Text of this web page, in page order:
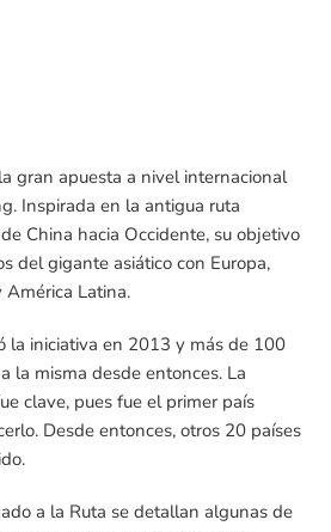
gran apuesta a nivel internacional
Inspirada en la antigua ruta
China hacia Occidente, su objetivo
del gigante asiático con Europa,
Latina.
la iniciativa en 2013 y más de 100
la misma desde entonces. La
clave, pues fue el primer país
Desde entonces, otros 20 países
a la Ruta se detallan algunas de